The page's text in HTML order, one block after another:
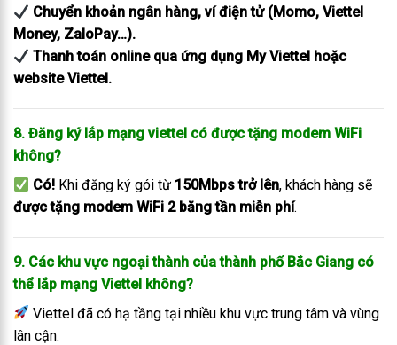
Chuyển khoản ngân hàng, ví điện tử (Momo, Viettel
Money, ZaloPay…).
Thanh toán online qua ứng dụng My Viettel hoặc
website Viettel.
8. Đăng ký lắp mạng viettel có được tặng modem WiFi
không?
Có! Khi đăng ký gói từ 150Mbps trở lên, khách hàng sẽ
được tặng modem WiFi 2 băng tần miễn phí.
9. Các khu vực ngoại thành của thành phố Bắc Giang có
thể lắp mạng Viettel không?
Viettel đã có hạ tầng tại nhiều khu vực trung tâm và vùng
lân cận.